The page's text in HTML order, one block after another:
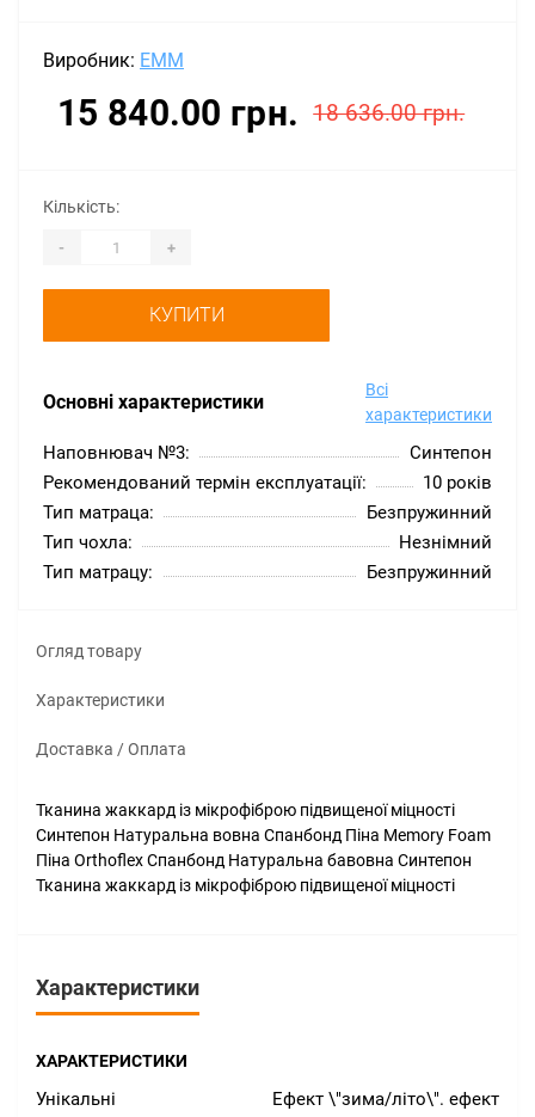
Виробник: EMM
15 840.00 грн. 18 636.00 грн.
Основні характеристики
Всі
характеристики
Наповнювач №3:
Синтепон
Рекомендований термін експлуатації:
10 років
Тип матраца:
Безпружинний
Тип чохла:
Незнімний
Тип матрацу:
Безпружинний
Кількість:
- +
КУПИТИ
Огляд товару
Характеристики
Доставка / Оплата
Тканина жаккард із мікрофіброю підвищеної міцності
Синтепон Натуральна вовна Спанбонд Піна Memory Foam
Піна Orthoflex Спанбонд Натуральна бавовна Синтепон
Тканина жаккард із мікрофіброю підвищеної міцності
Характеристики
ХАРАКТЕРИСТИКИ
Унікальні
Ефект \"зима/літо\". ефект